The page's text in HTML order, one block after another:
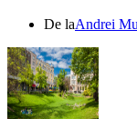
De laAndrei